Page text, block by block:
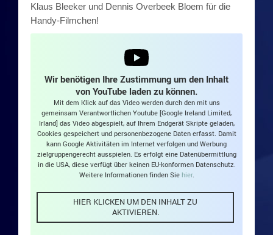
Die 90er
Die 90er: Naked Souls
Die 90er: King B. & Friends in Groove
Die 90er: Sea You
Die 90er: SIX
Die 2010er
Klaus Bleeker und Dennis Overbeek Bloem für die
Handy-Filmchen!
Wir benötigen Ihre Zustimmung um den Inhalt
von YouTube laden zu können.
Mit dem Klick auf das Video werden durch den mit uns
gemeinsam Verantwortlichen Youtube [Google Ireland Limited,
Irland] das Video abgespielt, auf Ihrem Endgerät Skripte geladen,
Cookies gespeichert und personenbezogene Daten erfasst. Damit
kann Google Aktivitäten im Internet verfolgen und Werbung
zielgruppengerecht ausspielen. Es erfolgt eine Datenübermittlung
in die USA, diese verfügt über keinen EU-konformen Datenschutz.
Weitere Informationen finden Sie hier.
HIER KLICKEN UM DEN INHALT ZU
AKTIVIEREN.